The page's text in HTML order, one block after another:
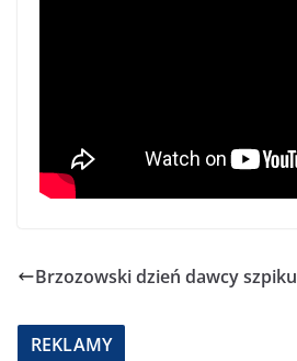
Brzozowski dzień dawcy szpiku
REKLAMY